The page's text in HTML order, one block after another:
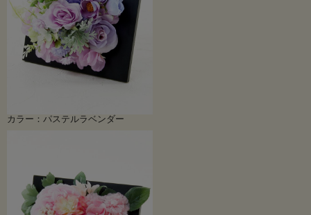
カラー：パステルラベンダー